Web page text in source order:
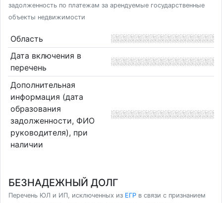
задолженность по платежам за арендуемые государственные
объекты недвижимости
Область
Дата включения в
перечень
Дополнительная
информация (дата
образования
задолженности, ФИО
руководителя), при
наличии
БЕЗНАДЕЖНЫЙ ДОЛГ
Перечень ЮЛ и ИП, исключенных из ЕГР в связи с признанием